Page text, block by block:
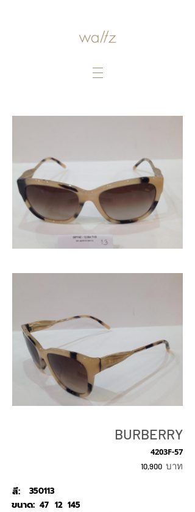
BURBERRY
4203F-57
10,900 บาท
สี:
350113
47
ขนาด: 12 145